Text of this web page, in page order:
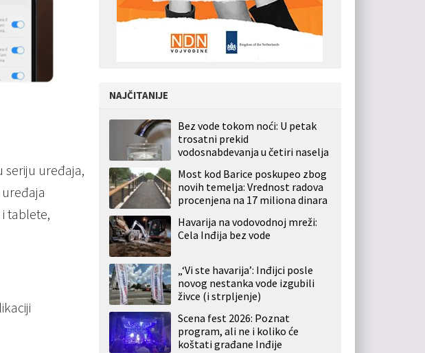
seriju uređaja,
tablete,
NAJČITANIJE
Bez vode tokom noći: U petak
trosatni prekid
vodosnabdevanja u četiri naselja
Most kod Barice poskupeo zbog
novih temelja: Vrednost radova
procenjena na 17 miliona dinara
Havarija na vodovodnoj mreži:
Cela Inđija bez vode
„‘Vi ste havarija’: Inđijci posle
novog nestanka vode izgubili
živce (i strpljenje)
Scena fest 2026: Poznat
program, ali ne i koliko će
koštati građane Inđije